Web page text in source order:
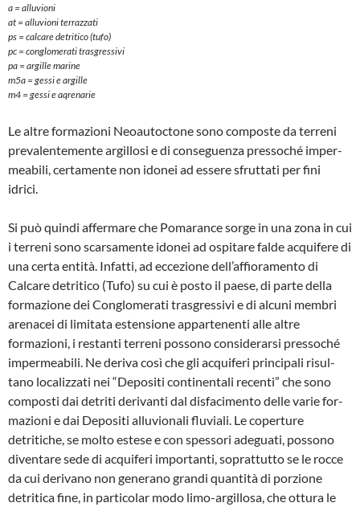
a = alluvioni
at = alluvioni terrazzati
ps = calcare detritico (tufo)
pc = conglomerati trasgressivi
pa = argille marine
m5a = gessi e argille
m4 = gessi e aqrenarie
Le altre formazioni Neoautoctone sono composte da terreni
prevalentemente ar­gillosi e di conseguenza pressoché imper­
meabili, certamente non idonei ad esse­re sfruttati per fini
idrici.
Si può quindi affermare che Pomarance sorge in una zona in cui
i terreni sono scarsamente idonei ad ospitare falde ac­quifere di
una certa entità. Infatti, ad ec­cezione dell’affioramento di
Calcare detritico (Tufo) su cui è posto il paese, di par­te della
formazione dei Conglomerati tra­sgressivi e di alcuni membri
arenacei di limitata estensione appartenenti alle altre
formazioni, i restanti terreni possono con­siderarsi pressoché
impermeabili. Ne de­riva così che gli acquiferi principali risul­
tano localizzati nei “Depositi continenta­li recenti” che sono
composti dai detriti derivanti dal disfacimento delle varie for­
mazioni e dai Depositi alluvionali fluviali. Le coperture
detritiche, se molto estese e con spessori adeguati, possono
diven­tare sede di acquiferi importanti, soprat­tutto se le rocce
da cui derivano non ge­nerano grandi quantità di porzione
detritica fine, in particolar modo limo-argillo­sa, che ottura le